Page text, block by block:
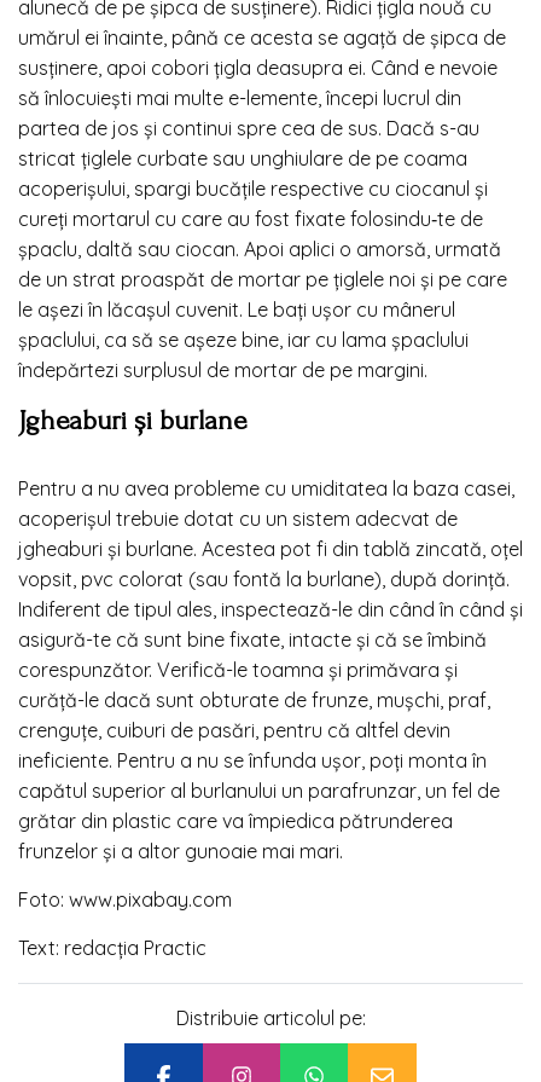
alunecă de pe șipca de susținere). Ridici țigla nouă cu
umărul ei înainte, până ce acesta se agață de șipca de
susținere, apoi cobori țigla deasupra ei. Când e nevoie
să înlocuiești mai multe e-lemente, începi lucrul din
partea de jos și continui spre cea de sus. Dacă s-au
stricat țiglele curbate sau unghiulare de pe coama
acoperișului, spargi bucățile respective cu ciocanul și
cureți mortarul cu care au fost fixate folosindu‑te de
șpaclu, daltă sau ciocan. Apoi aplici o amorsă, urmată
de un strat proaspăt de mortar pe țiglele noi și pe care
le așezi în lăcașul cuvenit. Le bați ușor cu mânerul
șpaclului, ca să se așeze bine, iar cu lama șpaclului
îndepărtezi surplusul de mortar de pe margini.
Jgheaburi și burlane
Pentru a nu avea probleme cu umiditatea la baza casei,
acoperișul trebuie dotat cu un sistem adecvat de
jgheaburi și burlane. Acestea pot fi din tablă zincată, oțel
vopsit, pvc colorat (sau fontă la burlane), după dorință.
Indiferent de tipul ales, inspectează-le din când în când și
asigură-te că sunt bine fixate, intacte și că se îmbină
corespunzător. Verifică-le toamna și primăvara și
curăță-le dacă sunt obturate de frunze, mușchi, praf,
crenguțe, cuiburi de pasări, pentru că altfel devin
ineficiente. Pentru a nu se înfunda ușor, poți monta în
capătul superior al burlanului un parafrunzar, un fel de
grătar din plastic care va împiedica pătrunderea
frunzelor și a altor gunoaie mai mari.
Foto: www.pixabay.com
Text: redacția Practic
Distribuie articolul pe: